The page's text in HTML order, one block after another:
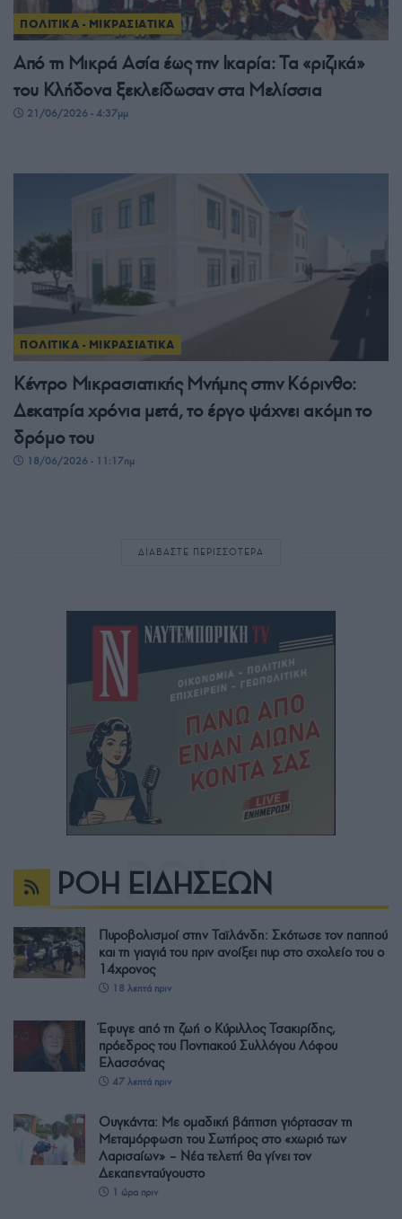
ΠΟΛΙΤΙΚΑ - ΜΙΚΡΑΣΙΑΤΙΚΑ
Από τη Μικρά Ασία έως την Ικαρία: Τα «ριζικά»
του Κλήδονα ξεκλείδωσαν στα Μελίσσια
21/06/2026 - 4:37μμ
ΠΟΛΙΤΙΚΑ - ΜΙΚΡΑΣΙΑΤΙΚΑ
Κέντρο Μικρασιατικής Μνήμης στην Κόρινθο:
Δεκατρία χρόνια μετά, το έργο ψάχνει ακόμη το
δρόμο του
18/06/2026 - 11:17πμ
ΔΙΑΒΑΣΤΕ ΠΕΡΙΣΣΟΤΕΡΑ
ΡΟΗ ΕΙΔΗΣΕΩΝ
Πυροβολισμοί στην Ταϊλάνδη: Σκότωσε τον παππού
και τη γιαγιά του πριν ανοίξει πυρ στο σχολείο του ο
14χρονος
18 λεπτά πριν
Έφυγε από τη ζωή ο Κύριλλος Τσακιρίδης,
πρόεδρος του Ποντιακού Συλλόγου Λόφου
Ελασσόνας
47 λεπτά πριν
Ουγκάντα: Με ομαδική βάπτιση γιόρτασαν τη
Μεταμόρφωση του Σωτήρος στο «χωριό των
Λαρισαίων» – Νέα τελετή θα γίνει τον
Δεκαπενταύγουστο
1 ώρα πριν